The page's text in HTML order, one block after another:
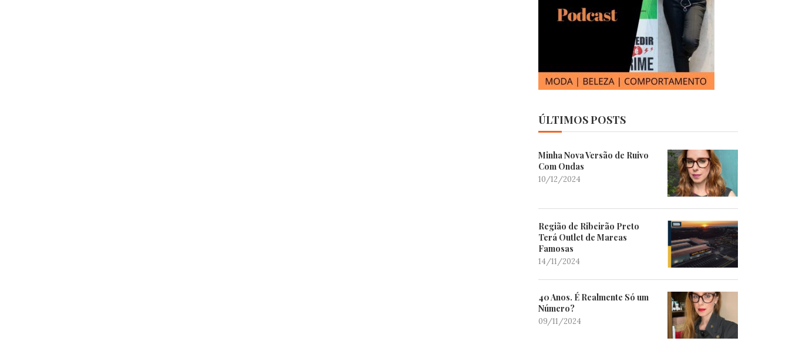
ÚLTIMOS POSTS
Minha Nova Versão de Ruivo
Com Ondas
10/12/2024
Região de Ribeirão Preto
Terá Outlet de Marcas
Famosas
14/11/2024
40 Anos. É Realmente Só um
Número?
09/11/2024